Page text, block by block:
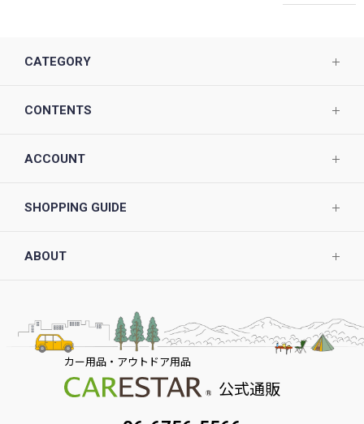
CATEGORY
CONTENTS
ACCOUNT
SHOPPING GUIDE
ABOUT
カー用品・アウトドア用品
公式通販